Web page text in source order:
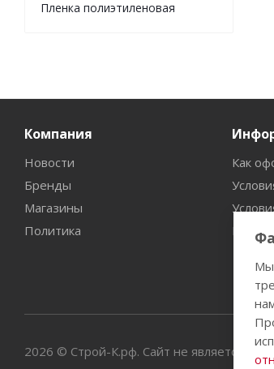
Пленка полиэтиленовая
Компания
Новости
Бренды
Магазины
Политика
Как
2026 © Строй-К.рф. Сайт не является
Мы